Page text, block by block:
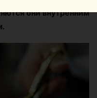
они внутренним